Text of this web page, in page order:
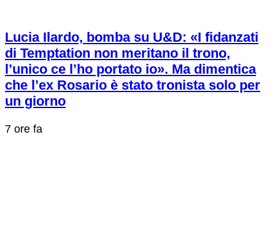
Lucia Ilardo, bomba su U&D: «I fidanzati
di Temptation non meritano il trono,
l’unico ce l’ho portato io». Ma dimentica
che l’ex Rosario è stato tronista solo per
un giorno
7 ore fa